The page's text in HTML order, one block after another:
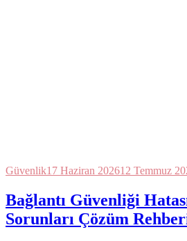
Güvenlik17 Haziran 202612 Temmuz
Bağlantı Güvenliği
Sorunları Çözüm